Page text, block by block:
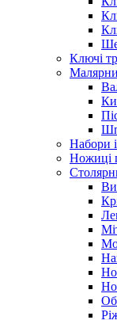
Ключі
Набори
Ножиці